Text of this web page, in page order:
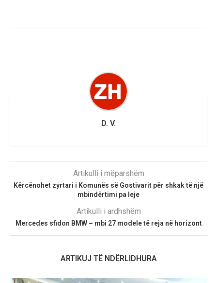
D. V.
Artikulli i mëparshëm
Kërcënohet zyrtari i Komunës së Gostivarit për shkak të një
mbindërtimi pa leje
Artikulli i ardhshëm
Mercedes sfidon BMW – mbi 27 modele të reja në horizont
ARTIKUJ TË NDËRLIDHURA